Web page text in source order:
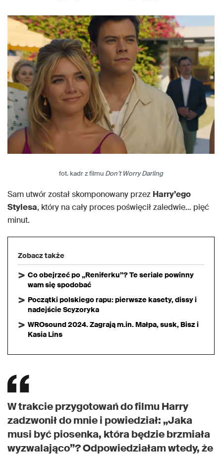
fot. kadr z filmu Don’t Worry Darling
Sam utwór został skomponowany przez Harry’ego
Stylesa, który na cały proces poświęcił zaledwie… pięć
minut.
Zobacz także
Co obejrzeć po „Reniferku”? Te seriale powinny
wam się spodobać
Początki polskiego rapu: pierwsze kasety, dissy i
nadejście Scyzoryka
WROsound 2024. Zagrają m.in. Małpa, susk, Bisz i
Kasia Lins
W trakcie przygotowań do filmu Harry
zadzwonił do mnie i powiedział: „Jaka
musi być piosenka, która będzie brzmiała
wyzwalająco”? Odpowiedziałam wtedy, że